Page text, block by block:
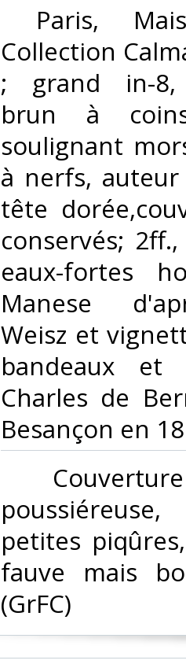
Paris,
Collection
; grand in-8,
brun à
soulignant
à nerfs,
tête
conservés;
eaux-fortes
Manese
Weisz et
bandeaux et
Charles de
Besançon en
petites
fauve mais
(GrFC) ‎